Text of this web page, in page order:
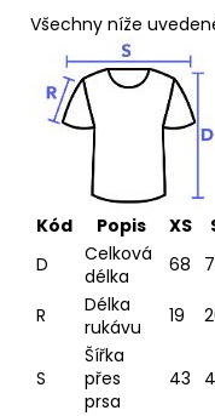
Všechny níže
Kód Popis XS
D
Celková
délka
68
R
Délka
rukávu
19
S
Šířka
přes
prsa
43